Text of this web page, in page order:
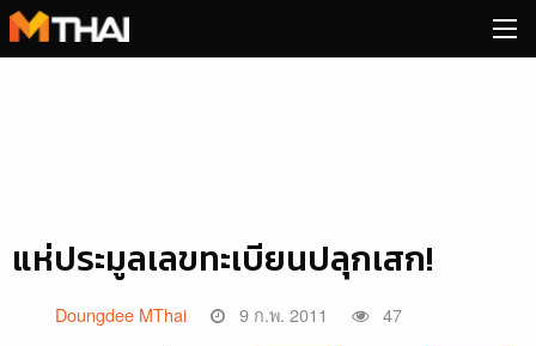
Skip
to
แห่ประมูลเลขทะเบียนปลุกเสก!
Doungdee MThai 9 ก.พ. 2011 47